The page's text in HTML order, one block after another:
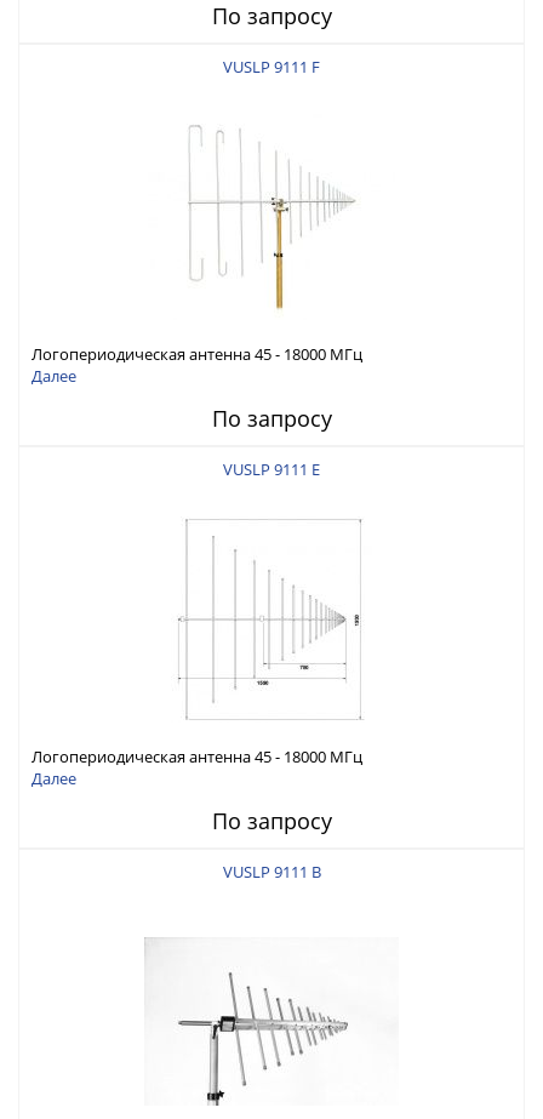
По запросу
VUSLP 9111 F
Логопериодическая антенна 45 - 18000 МГц
Далее
По запросу
VUSLP 9111 E
Логопериодическая антенна 45 - 18000 МГц
Далее
По запросу
VUSLP 9111 B